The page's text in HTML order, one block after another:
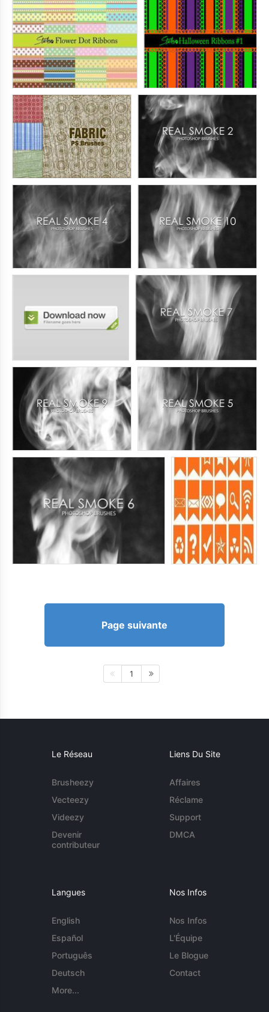
Page suivante
1
Le Réseau
Brusheezy
Vecteezy
Videezy
Devenir
contributeur
Liens Du Site
Affaires
Réclame
Support
DMCA
Langues
English
Español
Português
Deutsch
More...
Nos Infos
Nos Infos
L'Équipe
Le Blogue
Contact